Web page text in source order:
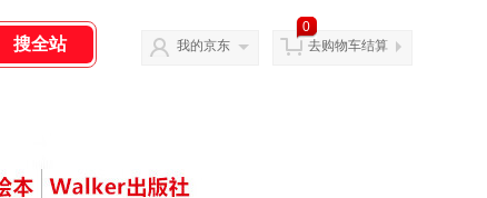
我的京东
0
去购物车结算